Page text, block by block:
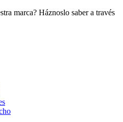
marca? Háznoslo saber a través